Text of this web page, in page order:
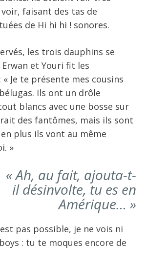
faisant des tas de
de Hi hi hi ! sonores.
les trois dauphins se
et Youri fit les
Je te présente mes cousins
Ils ont un drôle
blancs avec une bosse sur
des fantômes, mais ils sont
plus ils vont au même
»
« Ah, au fait, ajouta-t-
il désinvolte, tu es en
Amérique… »
pas possible, je ne vois ni
: tu te moques encore de